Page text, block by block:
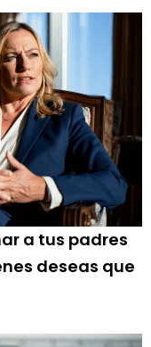
a tus padres
deseas que